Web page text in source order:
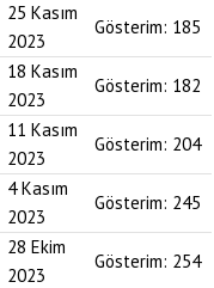
25 Kasım
2023
Gösterim: 185
18 Kasım
2023
Gösterim: 182
11 Kasım
2023
Gösterim: 204
4 Kasım
2023
Gösterim: 245
28 Ekim
2023
Gösterim: 254